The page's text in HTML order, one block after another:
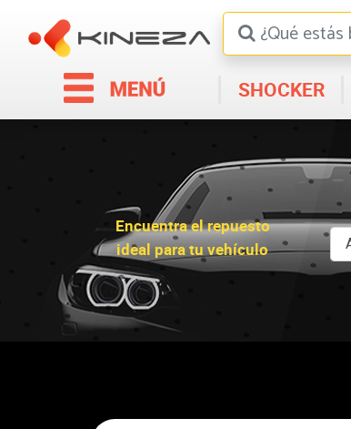
SHOCKER
Encuentra el repuesto
ideal para tu vehículo